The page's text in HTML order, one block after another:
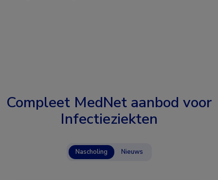
Compleet MedNet aanbod voor
Infectieziekten
Nascholing Nieuws